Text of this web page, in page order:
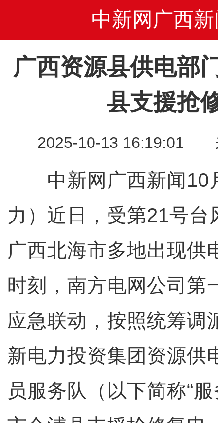
中新网广西新
广西资源县供电部
县支援抢
2025-10-13 16:19:01
中新网广西新闻10
力）近日，受第21号台
广西北海市多地出现供
时刻，南方电网公司第
应急联动，按照统筹调
新电力投资集团资源供
员服务队（以下简称“